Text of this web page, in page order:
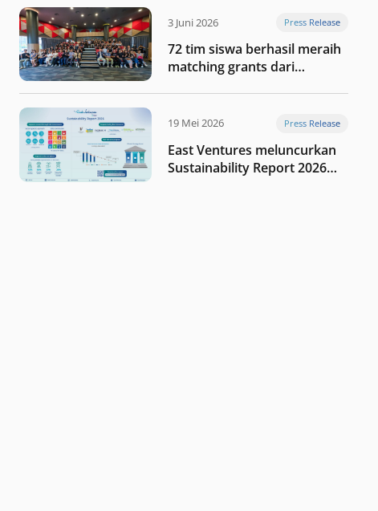
3 Juni 2026 Press Release
72 tim siswa berhasil meraih
matching grants dari
19 Mei 2026 Press Release
East Ventures meluncurkan
Sustainability Report 2026